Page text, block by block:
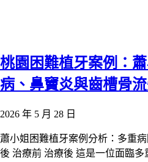
桃園困難植牙案例：
病、鼻竇炎與齒槽骨流
2026 年 5 月 28 日
蕭小姐困難植牙案例分析：多重
後 治療前 治療後 這是一位面臨多